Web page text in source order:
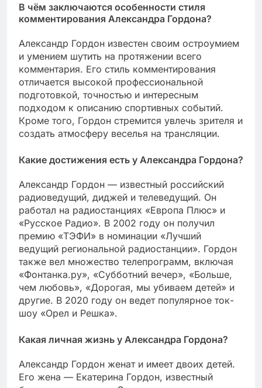
В чём заключаются особенности стиля
комментирования Александра Гордона?
Александр Гордон известен своим остроумием
и умением шутить на протяжении всего
комментария. Его стиль комментирования
отличается высокой профессиональной
подготовкой, точностью и интересным
подходом к описанию спортивных событий.
Кроме того, Гордон стремится увлечь зрителя и
создать атмосферу веселья на трансляции.
Какие достижения есть у Александра Гордона?
Александр Гордон — известный российский
радиоведущий, диджей и телеведущий. Он
работал на радиостанциях «Европа Плюс» и
«Русское Радио». В 2002 году он получил
премию «ТЭФИ» в номинации «Лучший
ведущий региональной радиостанции». Гордон
также вел множество телепрограмм, включая
«Фонтанка.ру», «Субботний вечер», «Больше,
чем любовь», «Дорогая, мы убиваем детей» и
другие. В 2020 году он ведет популярное ток-
шоу «Орел и Решка».
Какая личная жизнь у Александра Гордона?
Александр Гордон женат и имеет двоих детей.
Его жена — Екатерина Гордон, известный